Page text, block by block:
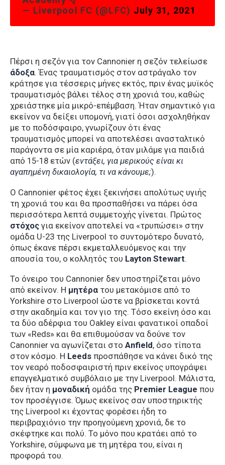
— Liverpool FC (@LFC) July 31, 2021
Πέρσι η σεζόν για τον Cannonier η σεζόν τελείωσε
άδοξα. Ένας τραυματισμός στον αστράγαλο τον
κράτησε για τέσσερις μήνες εκτός, πριν ένας μυϊκός
τραυματισμός βάλει τέλος στη χρονιά του, καθώς
χρειάστηκε μία μικρό-επέμβαση. Ήταν σημαντικό για
εκείνον να δείξει υπομoνή, γιατί όσοι ασχοληθήκαν
με το ποδόσφαιρο, γνωρίζουν ότι ένας
τραυματισμός μπορεί να αποτελέσει ανασταλτικό
παράγοντα σε μία καριέρα, όταν μιλάμε για παιδιά
από 15-18 ετών (εντάξει, για μερικούς είναι κι
αγαπημένη δικαιολογία, τι να κάνουμε;).
Ο Cannοnier φέτος έχει ξεκινήσει απολύτως υγιής
τη χρονιά του και θα προσπαθήσει να πάρει όσα
περισσότερα λεπτά συμμετοχής γίνεται. Πρώτος
στόχος για εκείνον αποτελεί να «τρυπώσει» στην
ομάδα U-23 της Liverpool το συντομότερο δυνατό,
όπως έκανε πέρσι εκμεταλλευόμενος και την
απουσία του, ο κολλητός του Layton Stewart.
Το όνειρο του Cannonier δεν υποστηρίζεται μόνο
από εκείνον. Η μητέρα του μετακόμισε από το
Yorkshire στο Liverpool ώστε να βρίσκεται κοντά
στην ακαδημία και τον γιο της. Τόσο εκείνη όσο και
τα δύο αδέρφια του Oakley είναι φανατικοί οπαδοί
των «Reds» και θα επιθυμούσαν να δούνε τον
Canonnier να αγωνίζεται στο Anfield, όσο τίποτα
στον κόσμο. Η Leeds προσπάθησε να κάνει δικό της
τον νεαρό ποδοσφαιριστή πριν εκείνος υπογράψει
επαγγελματικό συμβόλαιο με την Liverpool. Μάλιστα,
δεν ήταν η μοναδική ομάδα της Premier League που
τον προσέγγισε. Όμως εκείνος σαν υποστηρικτής
της Liverpool κι έχοντας φορέσει ήδη το
περιβραχιόνιο την προηγούμενη χρονιά, δε το
σκέφτηκε και πολύ. Το μόνο που κρατάει από το
Yorkshire, σύμφωνα με τη μητέρα του, είναι η
προφορά του.